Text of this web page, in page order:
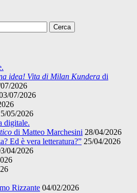
idea! Vita di Milan Kundera di
2026
07/2026
05/2026
digitale.
di Matteo Marchesini 28/04/2026
Ed è vera letteratura?” 25/04/2026
04/2026
Rizzante 04/02/2026